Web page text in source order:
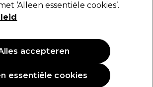
‘Alleen essentiële cookies’.
essentiële cookies
accepteren